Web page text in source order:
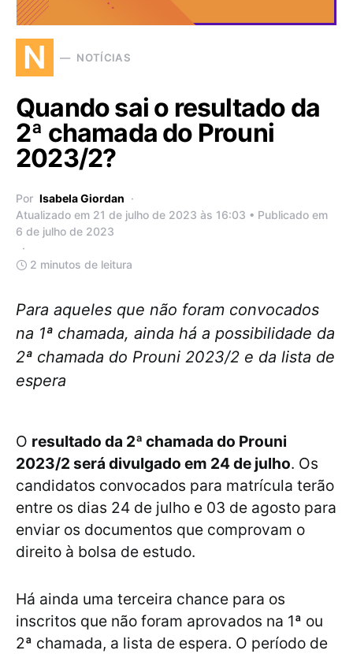
N NOTÍCIAS
Quando sai o resultado da
2ª chamada do Prouni
2023/2?
Por Isabela Giordan
Atualizado em 21 de julho de 2023 às 16:03 • Publicado em
6 de julho de 2023
2 minutos de leitura
Para aqueles que não foram convocados
na 1ª chamada, ainda há a possibilidade da
2ª chamada do Prouni 2023/2 e da lista de
espera
O resultado da 2ª chamada do Prouni
2023/2 será divulgado em 24 de julho. Os
candidatos convocados para matrícula terão
entre os dias 24 de julho e 03 de agosto para
enviar os documentos que comprovam o
direito à bolsa de estudo.
Há ainda uma terceira chance para os
inscritos que não foram aprovados na 1ª ou
2ª chamada, a lista de espera. O período de